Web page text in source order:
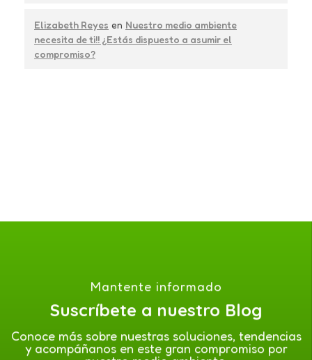
Elizabeth Reyes en Nuestro medio ambiente
necesita de ti!! ¿Estás dispuesto a asumir el
compromiso?
Mantente informado
Suscríbete a nuestro Blog
Conoce más sobre nuestras soluciones, tendencias
y acompáñanos en este gran compromiso por